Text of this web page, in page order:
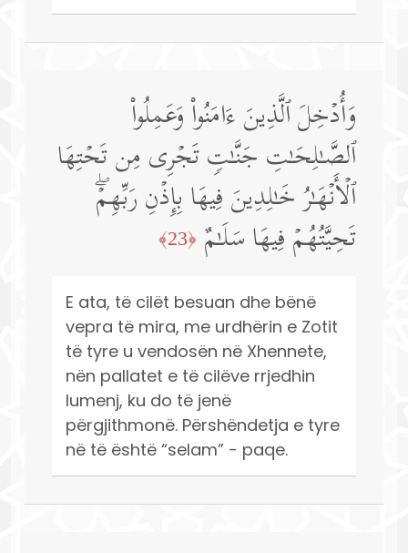
وَأُدۡخِلَ ٱلَّذِینَ ءَامَنُوا۟ وَعَمِلُوا۟
ٱلصَّـٰلِحَـٰتِ جَنَّـٰتࣲ تَجۡرِی مِن تَحۡتِهَا
ٱلۡأَنۡهَـٰرُ خَـٰلِدِینَ فِیهَا بِإِذۡنِ رَبِّهِمۡۖ
تَحِیَّتُهُمۡ فِیهَا سَلَـٰمٌ ﴿23﴾
E ata, të cilët besuan dhe bënë
vepra të mira, me urdhërin e Zotit
të tyre u vendosën në Xhennete,
nën pallatet e të cilëve rrjedhin
lumenj, ku do të jenë
përgjithmonë. Përshëndetja e tyre
në të është “selam” - paqe.